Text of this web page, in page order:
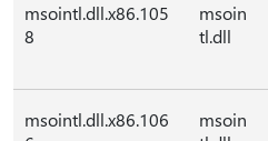
msointl.dll.x86.105
8
msoin
tl.dll
msointl.dll.x86.106
msoin